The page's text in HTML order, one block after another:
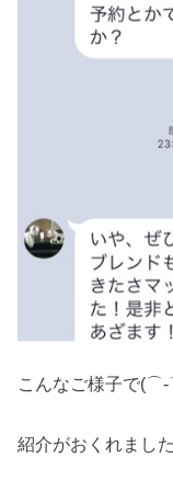
こんなご様子で
紹介がおくれました